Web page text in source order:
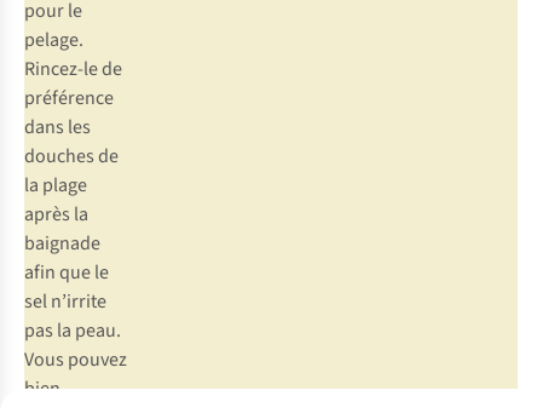
pour le
pelage.
Rincez-le de
préférence
dans les
douches de
la plage
après la
baignade
afin que le
sel n’irrite
pas la peau.
Vous pouvez
bien